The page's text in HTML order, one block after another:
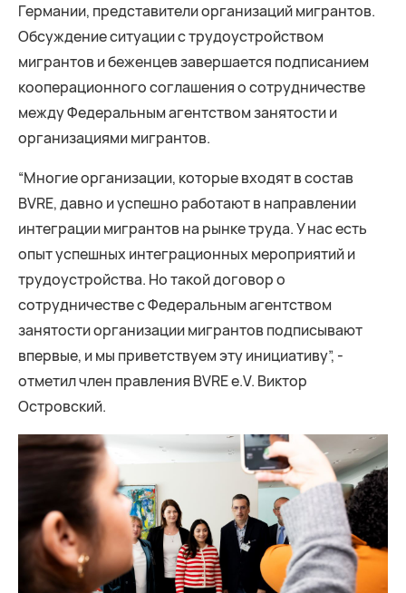
Германии, представители организаций мигрантов.
Обсуждение ситуации с трудоустройством
мигрантов и беженцев завершается подписанием
кооперационного соглашения о сотрудничестве
между Федеральным агентством занятости и
организациями мигрантов.
“Многие организации, которые входят в состав
BVRE, давно и успешно работают в направлении
интеграции мигрантов на рынке труда. У нас есть
опыт успешных интеграционных мероприятий и
трудоустройства. Но такой договор о
сотрудничестве с Федеральным агентством
занятости организации мигрантов подписывают
впервые, и мы приветствуем эту инициативу”, -
отметил член правления BVRE e.V. Виктор
Островский.